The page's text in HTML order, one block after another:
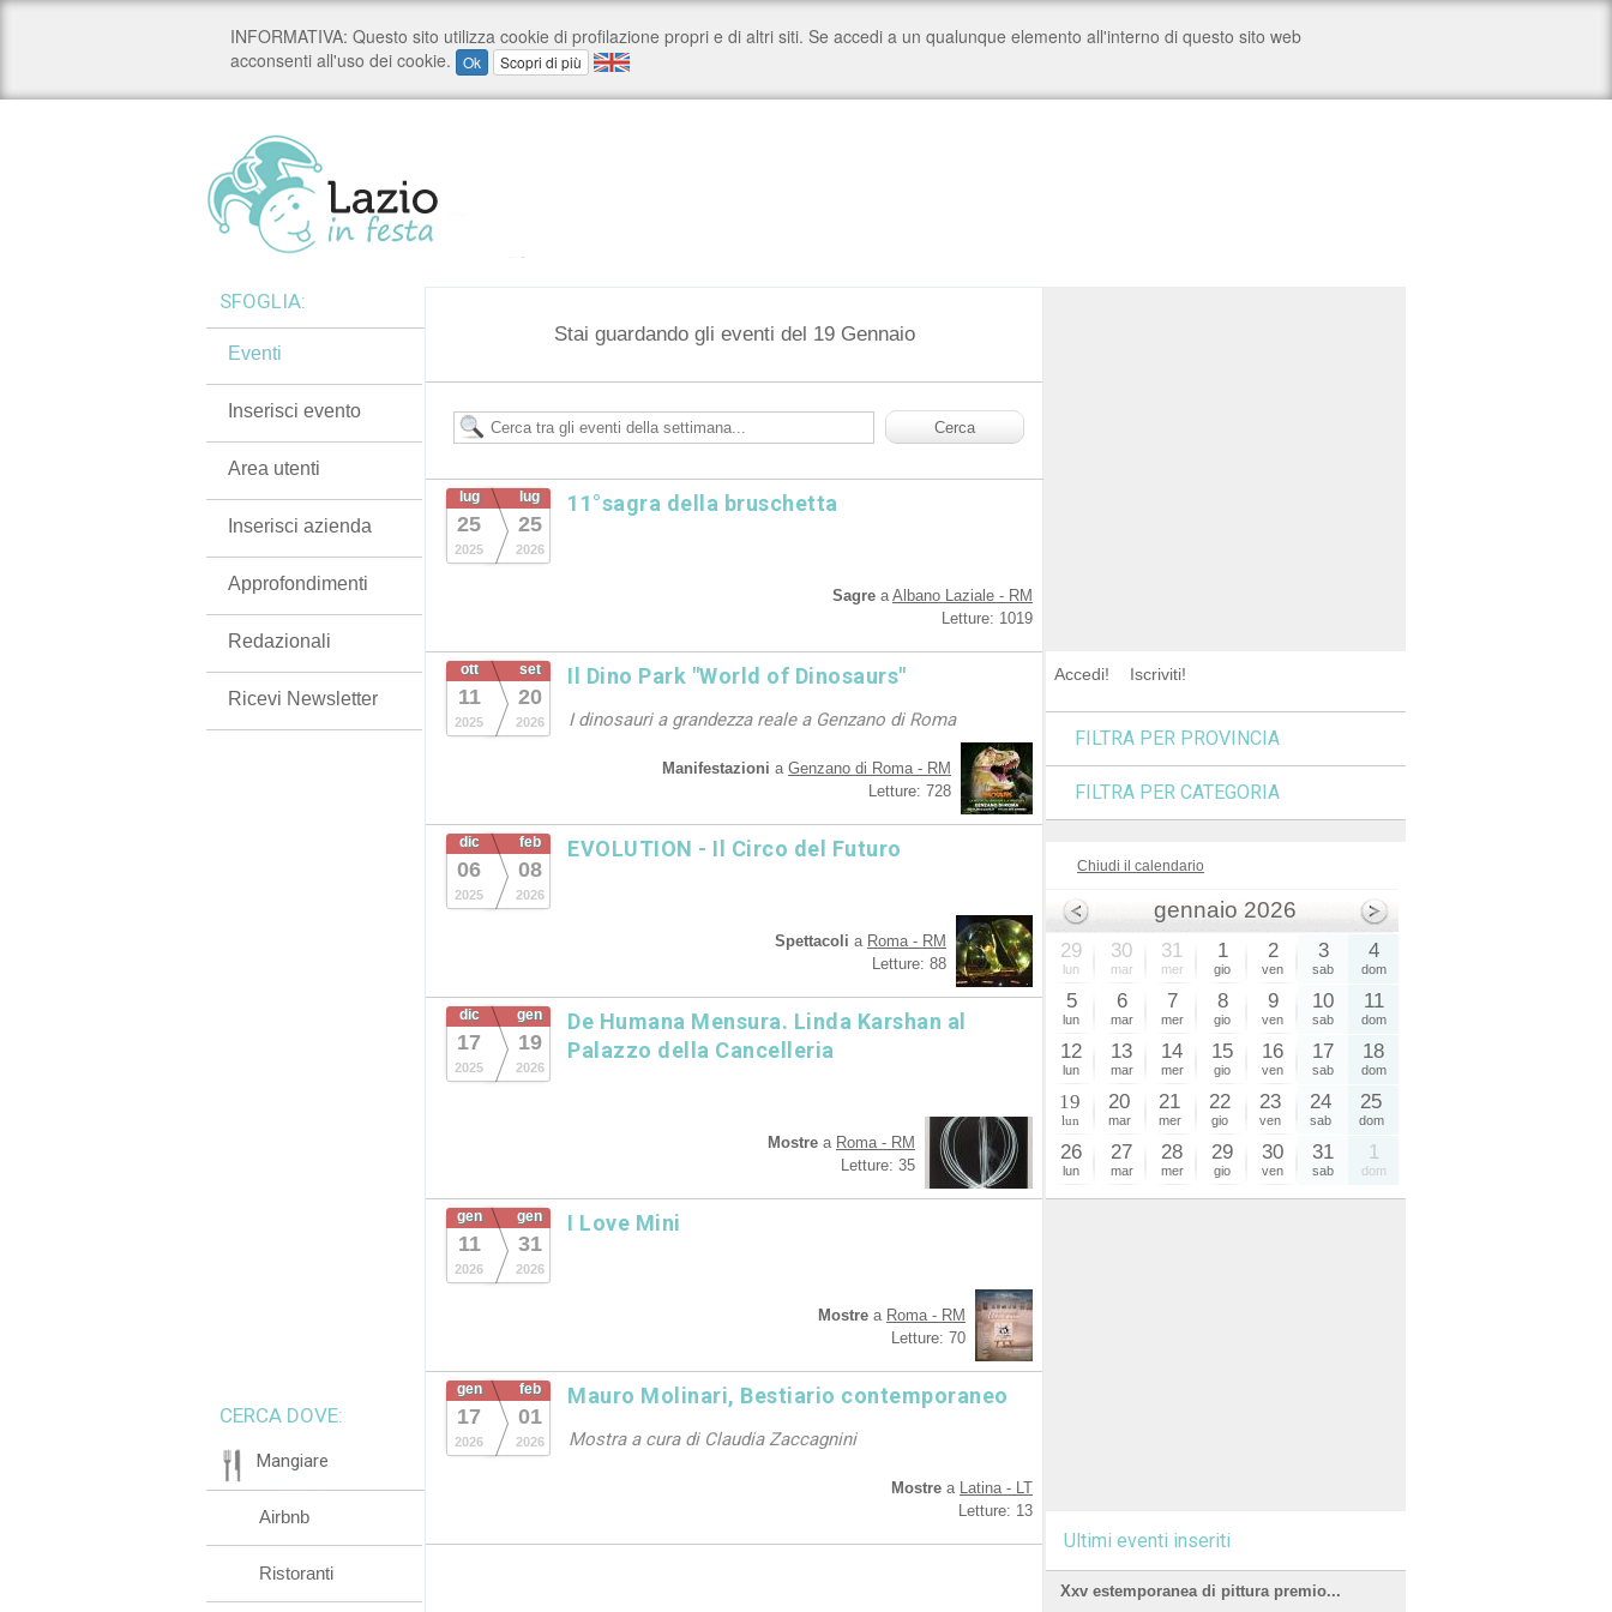
Stai guardando gli eventi del 19 Gennaio
lug
25
2025
lug
25
2026
11°sagra della bruschetta
Sagre aAlbano Laziale - RM
Letture: 1019
ott
11
2025
set
20
2026
Il Dino Park "World of Dinosaurs"
I dinosauri a grandezza reale a Genzano di Roma
Manifestazioni a Genzano di Roma - RM
Letture: 728
dic
06
2025
feb
08
2026
EVOLUTION - Il Circo del Futuro
Spettacoli a Roma - RM
Letture: 88
dic
17
2025
gen
19
2026
De Humana Mensura. Linda Karshan al
Palazzo della Cancelleria
Mostre a Roma - RM
Letture: 35
gen
11
2026
gen
31
2026
I Love Mini
Mostre a Roma - RM
Letture: 70
gen
17
2026
feb
01
2026
Mauro Molinari, Bestiario contemporaneo
Mostra a cura di Claudia Zaccagnini
Mostre a Latina - LT
Letture: 13
SFOGLIA:
Eventi
Inserisci evento
Area utenti
Inserisci azienda
Approfondimenti
Redazionali
Ricevi Newsletter
CERCA DOVE:
Mangiare
Airbnb
Ristoranti
Accedi! Iscriviti!
FILTRA PER PROVINCIA
FILTRA PER CATEGORIA
Chiudi il calendario
gennaio 2026
29
lun
30
mar
31
mer
1
gio
2
ven
3
sab
4
dom
5
lun
6
mar
7
mer
8
gio
9
ven
10
sab
11
dom
12
lun
13
mar
14
mer
15
gio
16
ven
17
sab
18
dom
19
lun
20
mar
21
mer
22
gio
23
ven
24
sab
25
dom
26
lun
27
mar
28
mer
29
gio
30
ven
31
sab
1
dom
Ultimi eventi inseriti
Xxv estemporanea di pittura premio...